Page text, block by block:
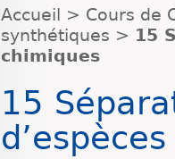
Accueil > Cours de
synthétiques > 15
chimiques
15